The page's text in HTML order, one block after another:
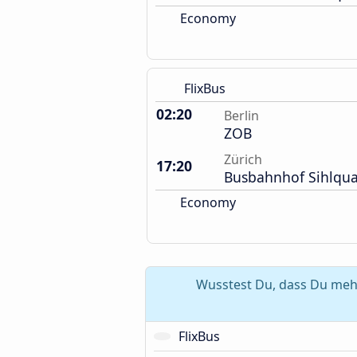
Economy
FlixBus
02:20 Berlin
ZOB
17:20
Zürich
Busbahnhof
Economy
Wusstest Du, dass Du
FlixBus